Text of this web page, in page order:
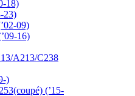
18)
23)
09)
16)
A213/C238
)
(’15-